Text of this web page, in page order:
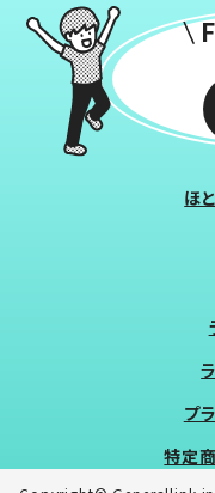
ほ
プ
特定